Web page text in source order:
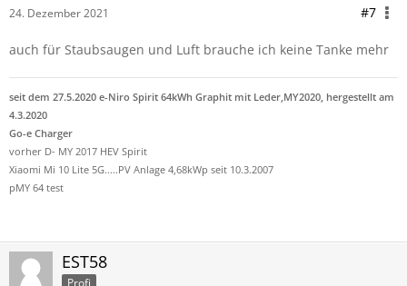
24. Dezember 2021 #7
auch für Staubsaugen und Luft brauche ich keine Tanke mehr
seit dem 27.5.2020 e-Niro Spirit 64kWh Graphit mit Leder,MY2020, hergestellt am
4.3.2020
Go-e Charger
vorher D- MY 2017 HEV Spirit
Xiaomi Mi 10 Lite 5G.....PV Anlage 4,68kWp seit 10.3.2007
pMY 64 test
EST58
Profi